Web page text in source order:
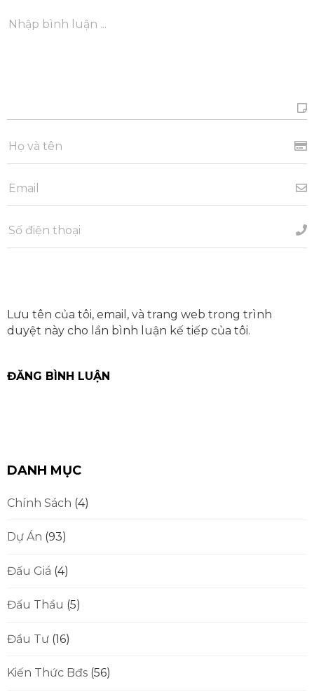
Lưu tên của tôi, email, và trang web trong trình
duyệt này cho lần bình luận kế tiếp của tôi.
DANH MỤC
Chính Sách (4)
Dự Án (93)
Đấu Giá (4)
Đấu Thầu (5)
Đầu Tư (16)
Kiến Thức Bđs (56)